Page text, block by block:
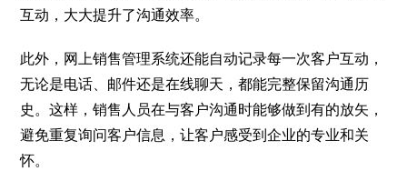
互动，大大提升了沟通效率。
此外，网上销售管理系统还能自动记录每一次客户互动，
无论是电话、邮件还是在线聊天，都能完整保留沟通历
史。这样，销售人员在与客户沟通时能够做到有的放矢，
避免重复询问客户信息，让客户感受到企业的专业和关
怀。